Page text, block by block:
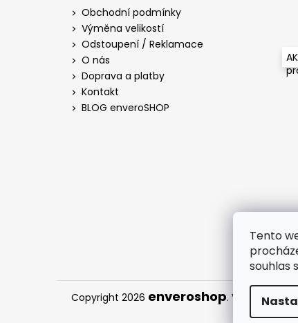
Tento
souhlas
Obchodní podmínky
Výměna velikostí
Odstoupení / Reklamace
O nás
Doprava a platby
Kontakt
BLOG enveroSHOP
Copyright 2026 enveroshop. Všechna